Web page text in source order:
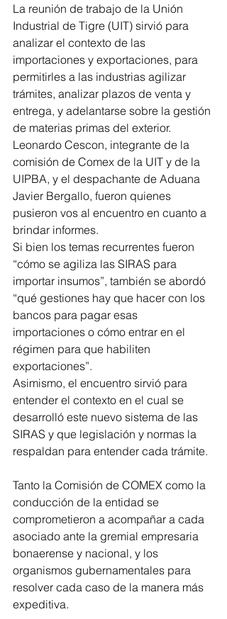
La reunión de trabajo de la Unión
Industrial de Tigre (UIT) sirvió para
analizar el contexto de las
importaciones y exportaciones, para
permitirles a las industrias agilizar
trámites, analizar plazos de venta y
entrega, y adelantarse sobre la gestión
de materias primas del exterior.
Leonardo Cescon, integrante de la
comisión de Comex de la UIT y de la
UIPBA, y el despachante de Aduana
Javier Bergallo, fueron quienes
pusieron vos al encuentro en cuanto a
brindar informes.
Si bien los temas recurrentes fueron
“cómo se agiliza las SIRAS para
importar insumos”, también se abordó
“qué gestiones hay que hacer con los
bancos para pagar esas
importaciones o cómo entrar en el
régimen para que habiliten
exportaciones”.
Asimismo, el encuentro sirvió para
entender el contexto en el cual se
desarrolló este nuevo sistema de las
SIRAS y que legislación y normas la
respaldan para entender cada trámite.
Tanto la Comisión de COMEX como la
conducción de la entidad se
comprometieron a acompañar a cada
asociado ante la gremial empresaria
bonaerense y nacional, y los
organismos gubernamentales para
resolver cada caso de la manera más
expeditiva.